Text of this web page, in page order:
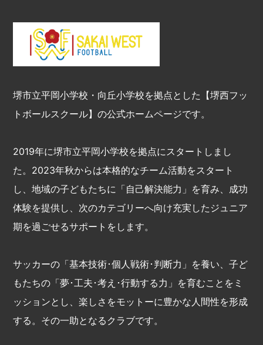
堺市立平岡小学校・向丘小学校を拠点とした【堺西フッ
トボールスクール】の公式ホームページです。
2019年に堺市立平岡小学校を拠点にスタートしまし
た。2023年秋からは本格的なチーム活動をスタート
し、地域の子どもたちに「自己解決能力」を育み、成功
体験を提供し、次のカテゴリーへ向け充実したジュニア
期を過ごせるサポートをします。
サッカーの「基本技術･個人戦術･判断力」を養い、子ど
もたちの「夢･工夫･考え･行動する力」を育むことをミ
ッションとし、楽しさをモットーに豊かな人間性を形成
する。その一助となるクラブです。